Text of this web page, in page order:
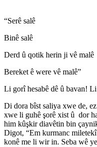
“Serê salê
Binê salê
Derd û qotik herin ji vê malê
Bereket ê were vê malê”
Li gorî hesabê dê û bavan!
Di dora bîst saliya xwe de,
xwe li guhê şorê xist û dor
him kûşkir diavêtin bin
Digot, “Em kurmanc
konê me li wir in. Seba wê